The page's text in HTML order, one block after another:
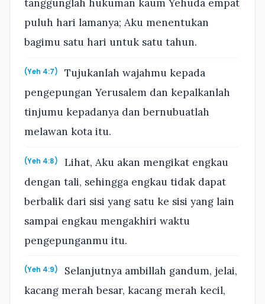
tanggunglah hukuman kaum Yehuda empat
puluh hari lamanya; Aku menentukan
bagimu satu hari untuk satu tahun.
(Yeh 4:7)
Tujukanlah wajahmu kepada
pengepungan Yerusalem dan kepalkanlah
tinjumu kepadanya dan bernubuatlah
melawan kota itu.
(Yeh 4:8)
Lihat, Aku akan mengikat engkau
dengan tali, sehingga engkau tidak dapat
berbalik dari sisi yang satu ke sisi yang lain
sampai engkau mengakhiri waktu
pengepunganmu itu.
(Yeh 4:9)
Selanjutnya ambillah gandum, jelai,
kacang merah besar, kacang merah kecil,